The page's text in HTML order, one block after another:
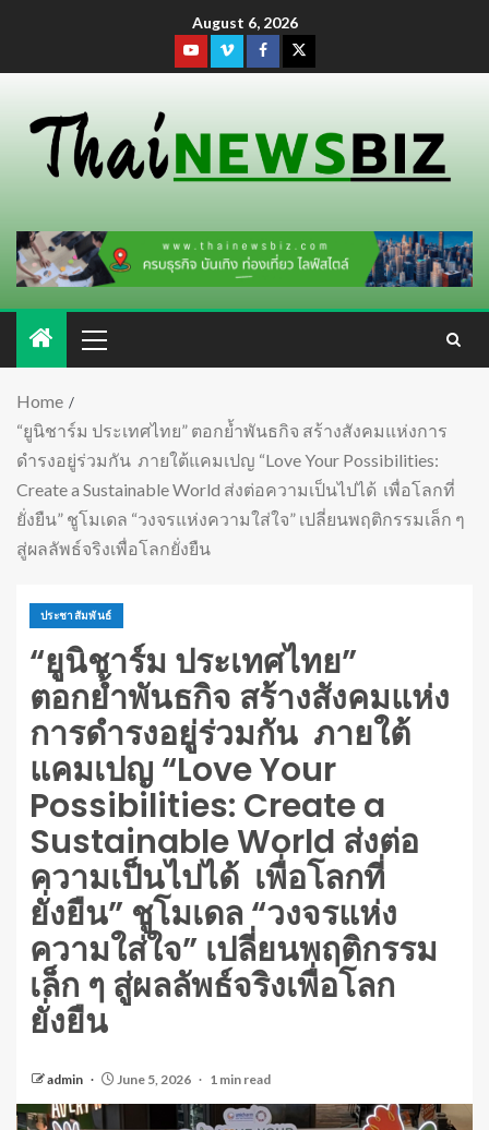
August 6, 2026
Home
“ยูนิชาร์ม ประเทศไทย” ตอกย้ำพันธกิจ สร้างสังคมแห่งการ
ดำรงอยู่ร่วมกัน ภายใต้แคมเปญ “Love Your Possibilities:
Create a Sustainable World ส่งต่อความเป็นไปได้ เพื่อโลกที่
ยั่งยืน” ชูโมเดล “วงจรแห่งความใส่ใจ” เปลี่ยนพฤติกรรมเล็ก ๆ
สู่ผลลัพธ์จริงเพื่อโลกยั่งยืน
ประชาสัมพันธ์
“ยูนิชาร์ม ประเทศไทย”
ตอกย้ำพันธกิจ สร้างสังคมแห่ง
การดำรงอยู่ร่วมกัน ภายใต้
แคมเปญ “Love Your
Possibilities: Create a
Sustainable World ส่งต่อ
ความเป็นไปได้ เพื่อโลกที่
ยั่งยืน” ชูโมเดล “วงจรแห่ง
ความใส่ใจ” เปลี่ยนพฤติกรรม
เล็ก ๆ สู่ผลลัพธ์จริงเพื่อโลก
ยั่งยืน
admin June 5, 2026 1 min read